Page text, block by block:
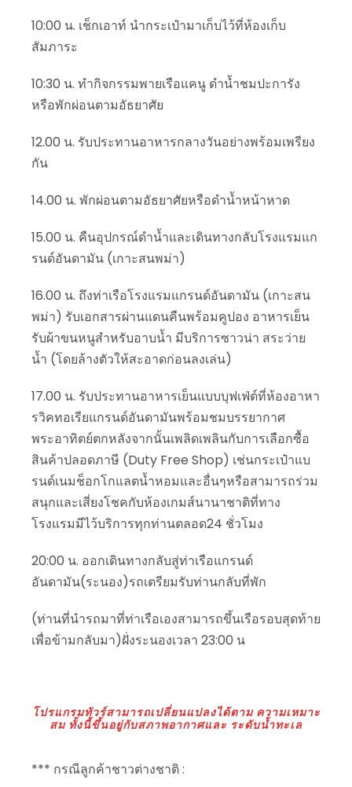
10:00 น. เช็กเอาท์ นำกระเป๋ามาเก็บไว้ที่ห้องเก็บ
สัมภาระ
10:30 น. ทำกิจกรรมพายเรือแคนู ดำน้ำชมปะการัง
หรือพักผ่อนตามอัธยาศัย
12.00 น. รับประทานอาหารกลางวันอย่างพร้อมเพรียง
กัน
14.00 น. พักผ่อนตามอัธยาศัยหรือดำน้ำหน้าหาด
15.00 น. คืนอุปกรณ์ดำน้ำและเดินทางกลับโรงแรมแก
รนด์อันดามัน (เกาะสนพม่า)
16.00 น. ถึงท่าเรือโรงแรมแกรนด์อันดามัน (เกาะสน
พม่า) รับเอกสารผ่านแดนคืนพร้อมคูปอง อาหารเย็น
รับผ้าขนหนูสำหรับอาบน้ำ มีบริการซาวน่า สระว่าย
น้ำ (โดยล้างตัวให้สะอาดก่อนลงเล่น)
17.00 น. รับประทานอาหารเย็นแบบบุฟเฟ่ต์ที่ห้องอาหา
รวิคทอเรียแกรนด์อันดามันพร้อมชมบรรยากาศ
พระอาทิตย์ตกหลังจากนั้นเพลิดเพลินกับการเลือกซื้อ
สินค้าปลอดภาษี (Duty Free Shop) เช่นกระเป๋าแบ
รนด์เนมช็อกโกแลตน้ำหอมและอื่นๆหรือสามารถร่วม
สนุกและเสี่ยงโชคกับห้องเกมส์นานาชาติที่ทาง
โรงแรมมีไว้บริการทุกท่านตลอด24 ชั่วโมง
20:00 น. ออกเดินทางกลับสู่ท่าเรือแกรนด์
อันดามัน(ระนอง)รถเตรียมรับท่านกลับที่พัก
(ท่านที่นำรถมาที่ท่าเรือเองสามารถขึ้นเรือรอบสุดท้าย
เพื่อข้ามกลับมา)ฝั่งระนองเวลา 23:00 น
โปรแกรมทัวร์สามารถเปลี่ยนแปลงได้ตาม ความเหมาะ
สม ทั้งนี้ขึ้นอยู่กับสภาพอากาศและ ระดับน้ำทะเล
*** กรณีลูกค้าชาวต่างชาติ :